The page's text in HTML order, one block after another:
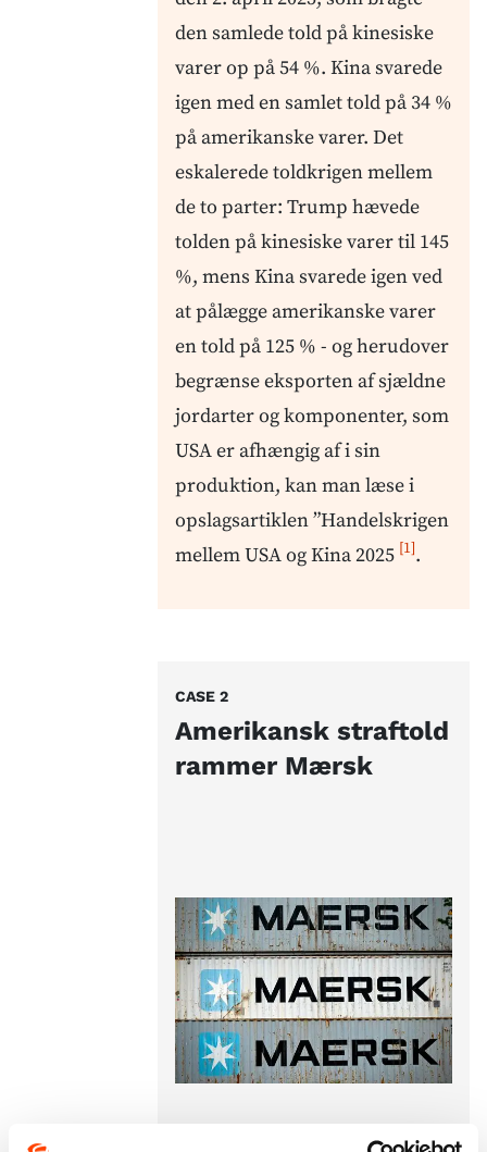
den samlede told på kinesiske
varer op på 54 %. Kina svarede
igen med en samlet told på 34 %
på amerikanske varer. Det
eskalerede toldkrigen mellem
de to parter: Trump hævede
tolden på kinesiske varer til 145
%, mens Kina svarede igen ved
at pålægge amerikanske varer
en told på 125 % - og herudover
begrænse eksporten af sjældne
jordarter og komponenter, som
USA er afhængig af i sin
produktion, kan man læse i
opslagsartiklen ”Handelskrigen
mellem USA og Kina 2025 [1].
CASE 2
Amerikansk straftold
rammer Mærsk